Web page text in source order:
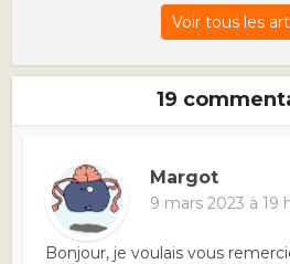
Voir tous les
19
Margot
9 mars 2023 à 19
Bonjour, je voulais vous